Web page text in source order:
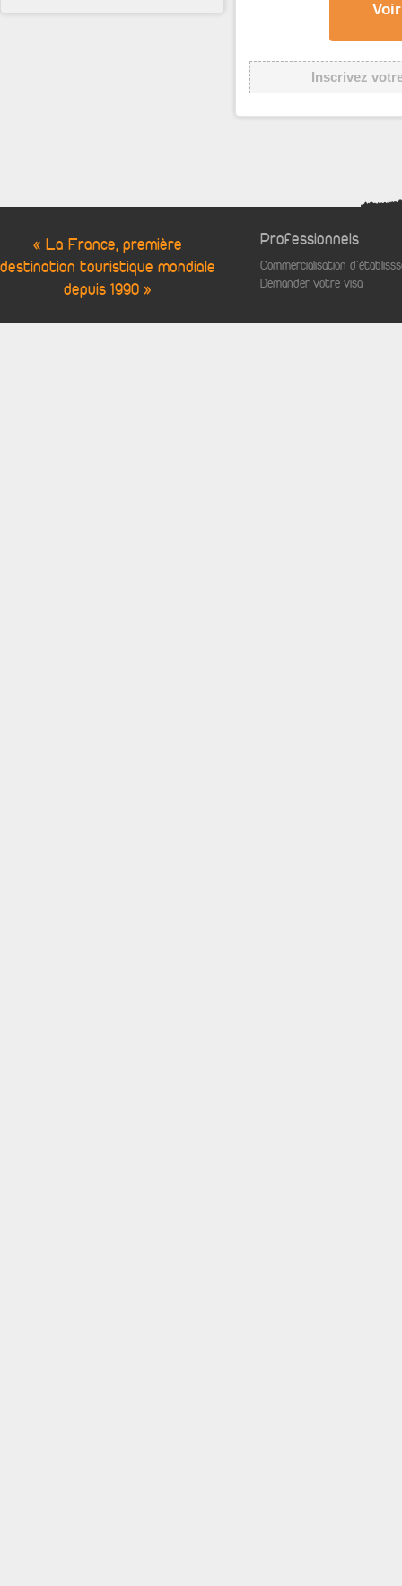
Inscrivez
« La France, première
destination touristique mondiale
depuis 1990 »
Professionnels
Commercialisation
Demander votre visa